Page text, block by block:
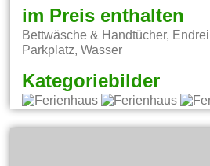
im Preis enthalten
Bettwäsche & Handtücher,
Parkplatz, Wasser
Kategoriebilder